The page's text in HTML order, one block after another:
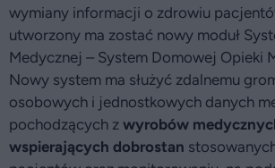
wymiany informacji o zdrowiu
utworzony ma zostać nowy moduł
Medycznej – System Domowej Opieki
Nowy system ma służyć zdalnemu
osobowych i jednostkowych danych
pochodzących z wyrobów
wspierających dobrostan